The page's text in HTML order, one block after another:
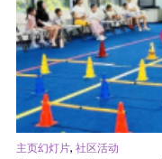
主页幻灯片, 社区活动